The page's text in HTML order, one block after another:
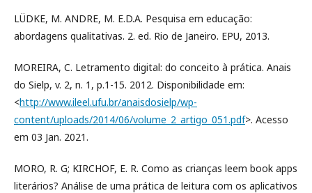
LÜDKE, M. ANDRE, M. E.D.A. Pesquisa em educação:
abordagens qualitativas. 2. ed. Rio de Janeiro. EPU, 2013.
MOREIRA, C. Letramento digital: do conceito à prática. Anais
do Sielp, v. 2, n. 1, p.1-15. 2012. Disponibilidade em:
<http://www.ileel.ufu.br/anaisdosielp/wp-
content/uploads/2014/06/volume_2_artigo_051.pdf>. Acesso
em 03 Jan. 2021.
MORO, R. G; KIRCHOF, E. R. Como as crianças leem book apps
literários? Análise de uma prática de leitura com os aplicativos